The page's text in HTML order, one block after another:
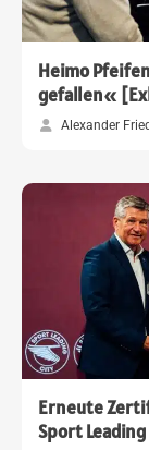
Heimo
gefallen«
Alexander
Erneute
Sport